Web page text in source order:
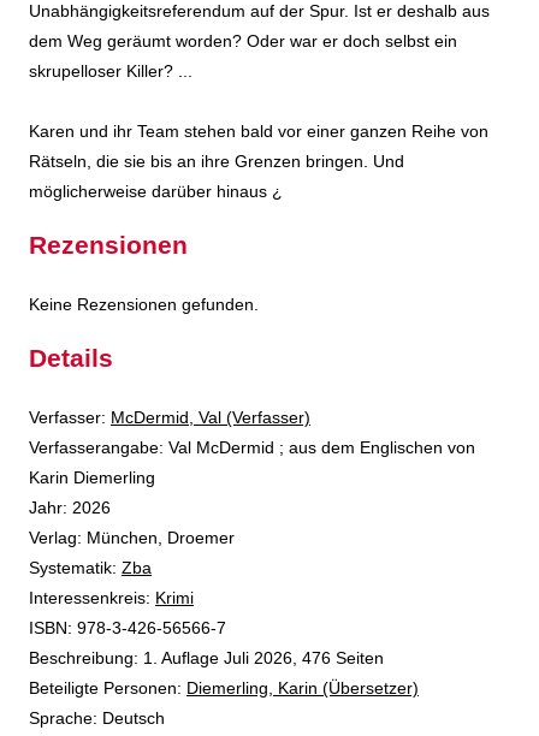
Unabhängigkeitsreferendum auf der Spur. Ist er deshalb aus
dem Weg geräumt worden? Oder war er doch selbst ein
skrupelloser Killer? ...
Karen und ihr Team stehen bald vor einer ganzen Reihe von
Rätseln, die sie bis an ihre Grenzen bringen. Und
möglicherweise darüber hinaus ¿
Rezensionen
Keine Rezensionen gefunden.
Details
Verfasser: Suche nach diesem Verfasser
McDermid, Val (Verfasser)
Verfasserangabe: Val McDermid ; aus dem Englischen von
Karin Diemerling
Jahr: 2026
Verlag: München, Droemer
opens in new tab
Diesen Link in neuem Tab öffnen
Systematik: Suche nach dieser Systematik
Zba
Interessenkreis: Suche nach diesem Interessenskreis
Krimi
ISBN: 978-3-426-56566-7
Beschreibung: 1. Auflage Juli 2026, 476 Seiten
Beteiligte Personen: Suche nach dieser Beteiligten Person
Diemerling, Karin (Übersetzer)
Sprache: Deutsch